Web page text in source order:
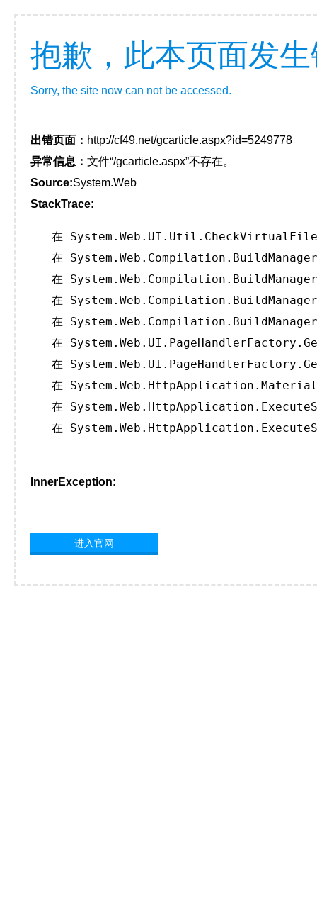
抱歉，此本页面发
Sorry, the site now can not be accessed.
出错页面： http://cf49.net/gcarticle.aspx?id=5249778
异常信息： 文件“/gcarticle.aspx”不存在。
Source:System.Web
StackTrace:
在
在
在
在
在
在
在
在
在
在
InnerException:
进入官网